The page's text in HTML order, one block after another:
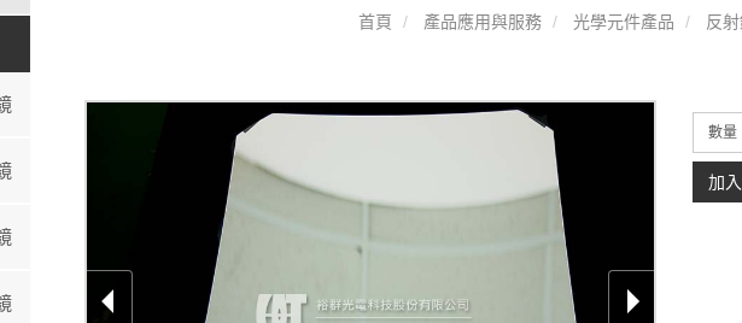
首頁 產品應用與服務 光學元件產品 反
數量
加